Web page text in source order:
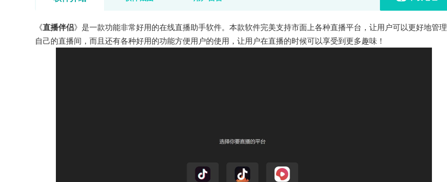
《直播伴侣》是一款功能非常好用的在线直播助手软件。本款软件完美支持市面上各种直播平台，让用户可以更好地管理
自己的直播间，而且还有各种好用的功能方便用户的使用，让用户在直播的时候可以享受到更多趣味！